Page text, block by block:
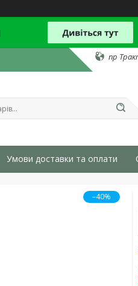
пр
Умови доставки та оплати
–40%